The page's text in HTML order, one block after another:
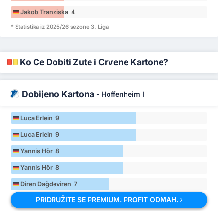
Jakob Tranziska 4
* Statistika iz 2025/26 sezone 3. Liga
Ko Će Dobiti Žute i Crvene Kartone?
Dobijeno Kartona - Hoffenheim II
Luca Erlein 9
Luca Erlein 9
Yannis Hör 8
Yannis Hör 8
Diren Dağdeviren 7
Diren Dağdeviren 7
PRIDRUŽITE SE PREMIUM. PROFIT ODMAH.